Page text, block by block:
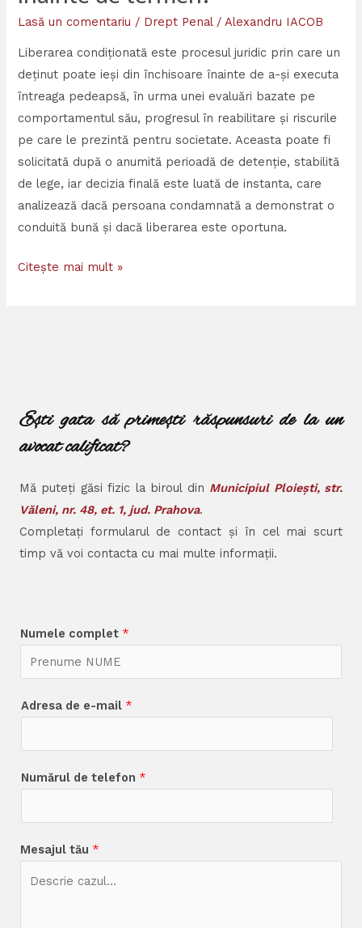
Lasă un comentariu / Drept Penal/Alexandru IACOB
Liberarea condiționată este procesul juridic prin care un
deținut poate ieși din închisoare înainte de a-și executa
întreaga pedeapsă, în urma unei evaluări bazate pe
comportamentul său, progresul în reabilitare și riscurile
pe care le prezintă pentru societate. Aceasta poate fi
solicitată după o anumită perioadă de detenție, stabilită
de lege, iar decizia finală este luată de instanta, care
analizează dacă persoana condamnată a demonstrat o
conduită bună și dacă liberarea este oportuna.
Citește mai mult »
Ești gata să primești răspunsuri de la un
avocat calificat?
Mă puteți găsi fizic la biroul din Municipiul Ploiești, str.
Văleni, nr. 48, et. 1, jud. Prahova.
Completați formularul de contact și în cel mai scurt
timp vă voi contacta cu mai multe informații.
Numele complet *
Adresa de e-mail *
Numărul de telefon *
Mesajul tău *